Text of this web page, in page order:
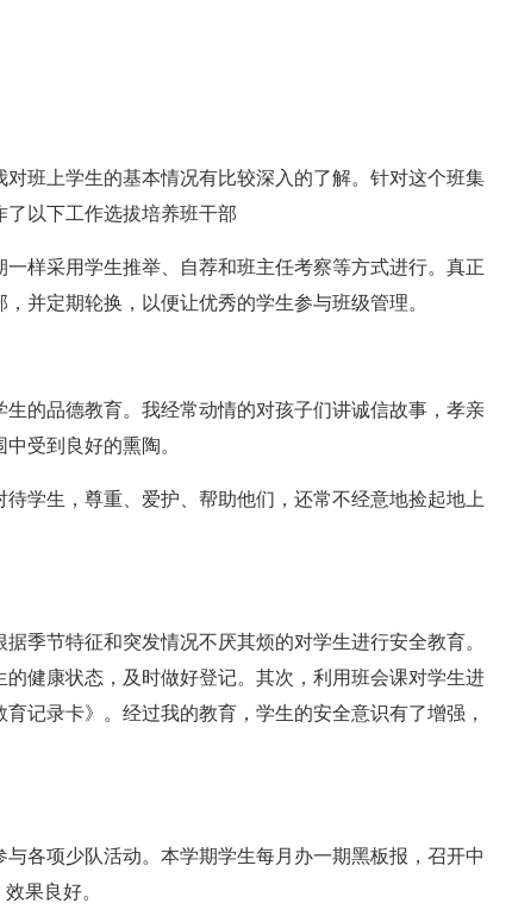
班上学生的基本情况有比较深入的了解。针对这个班集
以下工作选拔培养班干部
样采用学生推举、自荐和班主任考察等方式进行。真正
并定期轮换，以便让优秀的学生参与班级管理。
的品德教育。我经常动情的对孩子们讲诚信故事，孝亲
受到良好的熏陶。
学生，尊重、爱护、帮助他们，还常不经意地捡起地上
季节特征和突发情况不厌其烦的对学生进行安全教育。
健康状态，及时做好登记。其次，利用班会课对学生进
记录卡》。经过我的教育，学生的安全意识有了增强，
各项少队活动。本学期学生每月办一期黑板报，召开中
果良好。